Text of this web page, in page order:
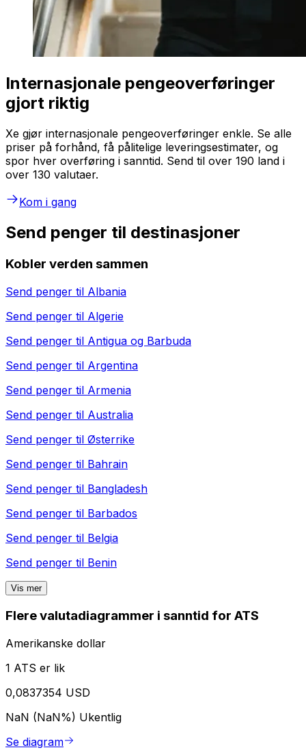
Internasjonale pengeoverføringer
gjort riktig
Xe gjør internasjonale pengeoverføringer enkle. Se alle
priser på forhånd, få pålitelige leveringsestimater, og
spor hver overføring i sanntid. Send til over 190 land i
over 130 valutaer.
Kom i gang
Send penger til destinasjoner
Kobler verden sammen
Send penger til Albania
Send penger til Algerie
Send penger til Antigua og Barbuda
Send penger til Argentina
Send penger til Armenia
Send penger til Australia
Send penger til Østerrike
Send penger til Bahrain
Send penger til Bangladesh
Send penger til Barbados
Send penger til Belgia
Send penger til Benin
Vis mer
Flere valutadiagrammer i sanntid for ATS
Amerikanske dollar
1 ATS er lik
0,0837354 USD
NaN (NaN%) Ukentlig
Se diagram